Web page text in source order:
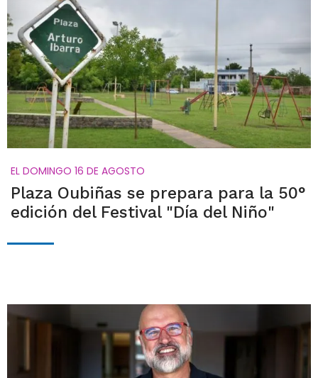
EL DOMINGO 16 DE AGOSTO
Plaza Oubiñas se prepara para la 50°
edición del Festival "Día del Niño"